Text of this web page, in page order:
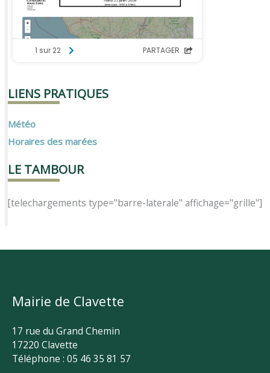
LIENS PRATIQUES
Météo
Horaires des marées
LE TAMBOUR
[telechargements type="barre-laterale" affichage="grille"]
Mairie de Clavette
17 rue du Grand Chemin
17220 Clavette
Téléphone : 05 46 35 81 57